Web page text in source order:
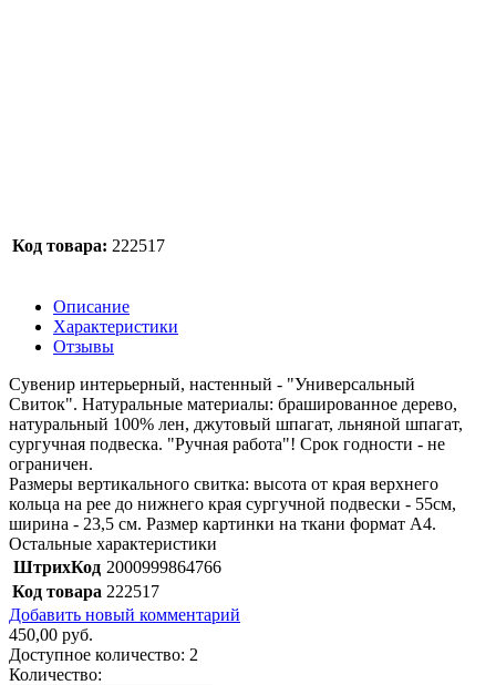
Код товара: 222517
Описание
Характеристики
Отзывы
Сувенир интерьерный, настенный - "Универсальный
Свиток". Натуральные материалы: брашированное дерево,
натуральный 100% лен, джутовый шпагат, льняной шпагат,
сургучная подвеска. "Ручная работа"! Срок годности - не
ограничен.
Размеры вертикального свитка: высота от края верхнего
кольца на рее до нижнего края сургучной подвески - 55см,
ширина - 23,5 см. Размер картинки на ткани формат А4.
Остальные характеристики
ШтрихКод 2000999864766
Код товара 222517
Добавить новый комментарий
450,00 руб.
Доступное количество: 2
Количество: